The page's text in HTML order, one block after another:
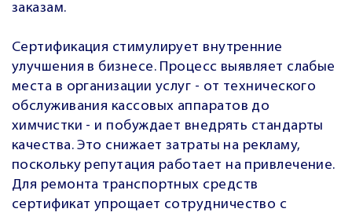
заказам.
Сертификация стимулирует внутренние
улучшения в бизнесе. Процесс выявляет слабые
места в организации услуг - от технического
обслуживания кассовых аппаратов до
химчистки - и побуждает внедрять стандарты
качества. Это снижает затраты на рекламу,
поскольку репутация работает на привлечение.
Для ремонта транспортных средств
сертификат упрощает сотрудничество с